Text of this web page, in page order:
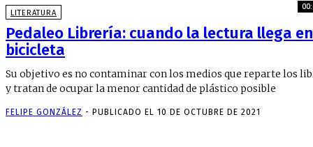
LITERATURA
Pedaleo Librería: cuando la lectura llega en
bicicleta
Su objetivo es no contaminar con los medios que reparte los
y tratan de ocupar la menor cantidad de plástico posible
FELIPE GONZÁLEZ - PUBLICADO EL 10 DE OCTUBRE DE 2021